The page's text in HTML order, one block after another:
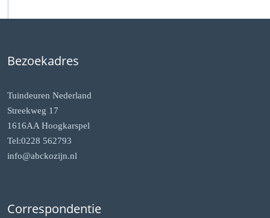
Bezoekadres
Tuindeuren Nederland
Streekweg 17
1616AA Hoogkarspel
Tel:0228 562793
info@abckozijn.nl
Correspondentie